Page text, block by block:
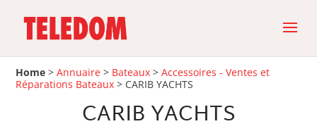
Home >Annuaire > Bateaux >Accessoires - Ventes et
Réparations Bateaux > CARIB YACHTS
CARIB YACHTS